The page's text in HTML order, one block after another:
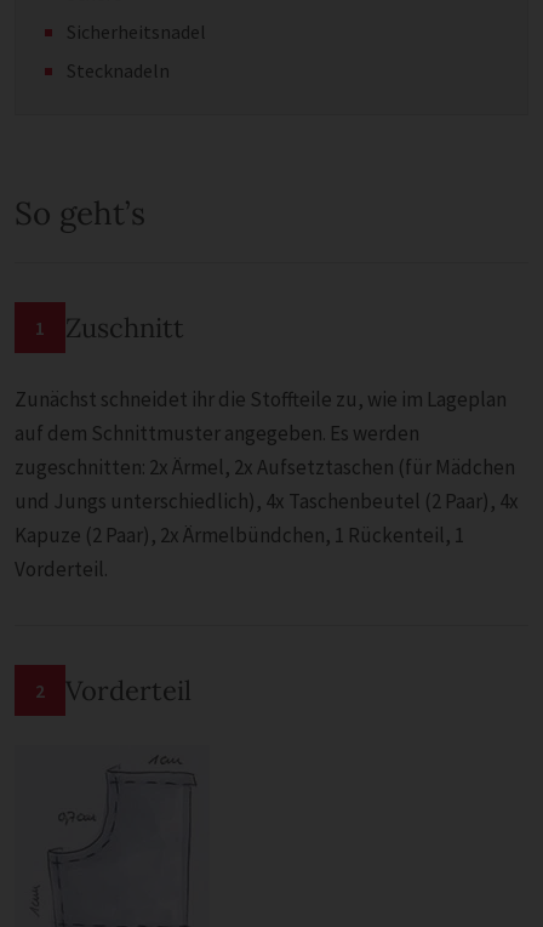
Sicherheitsnadel
Stecknadeln
So geht’s
1 Zuschnitt
Zunächst schneidet ihr die Stoffteile zu, wie im Lageplan
auf dem Schnittmuster angegeben. Es werden
zugeschnitten: 2x Ärmel, 2x Aufsetztaschen (für Mädchen
und Jungs unterschiedlich), 4x Taschenbeutel (2 Paar), 4x
Kapuze (2 Paar), 2x Ärmelbündchen, 1 Rückenteil, 1
Vorderteil.
2 Vorderteil